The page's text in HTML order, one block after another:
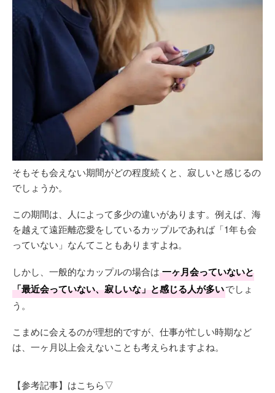
そもそも会えない期間がどの程度続くと、寂しいと感じるの
でしょうか。
この期間は、人によって多少の違いがあります。例えば、海
を越えて遠距離恋愛をしているカップルであれば「1年も会
っていない」なんてこともありますよね。
しかし、一般的なカップルの場合は 一ヶ月会っていないと
「最近会っていない、寂しいな」と感じる人が多いでしょ
う。
こまめに会えるのが理想的ですが、仕事が忙しい時期など
は、一ヶ月以上会えないことも考えられますよね。
【参考記事】はこちら▽